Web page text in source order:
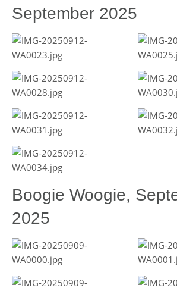
September 2025
Boogie Woogie,
2025